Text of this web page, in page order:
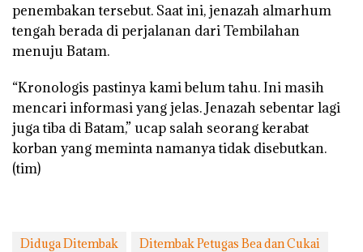
penembakan tersebut. Saat ini, jenazah almarhum
tengah berada di perjalanan dari Tembilahan
menuju Batam.
“Kronologis pastinya kami belum tahu. Ini masih
mencari informasi yang jelas. Jenazah sebentar lagi
juga tiba di Batam,” ucap salah seorang kerabat
korban yang meminta namanya tidak disebutkan.
(tim)
Diduga Ditembak
Ditembak Petugas Bea dan Cukai